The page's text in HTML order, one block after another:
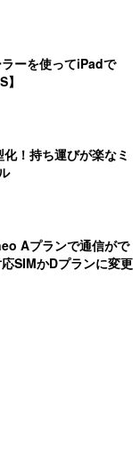
ーを使ってiPadで
！持ち運びが楽なミ
Aプランで通信がで
SIMかDプランに変更